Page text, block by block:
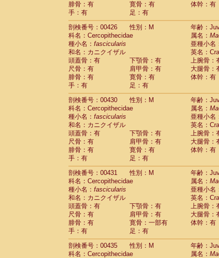
腓骨：有
寛骨：有
体幹：有
手：有
足：有
剖検番号：00426
性別：M
年齢：
科名：Cercopithecidae
属名：
種小名： fascicularis
亜種小名
和名：カニクイザル
英名：
頭蓋骨：有
下顎骨：有
上腕骨：
尺骨：有
肩甲骨：有
大腿骨：
腓骨：有
寛骨：有
体幹：有
手：有
足：有
剖検番号：00430
性別：M
年齢：
科名：Cercopithecidae
属名：
種小名： fascicularis
亜種小名
和名：カニクイザル
英名：
頭蓋骨：有
下顎骨：有
上腕骨：
尺骨：有
肩甲骨：有
大腿骨：
腓骨：有
寛骨：有
体幹：有
手：有
足：有
剖検番号：00431
性別：M
年齢：
科名：Cercopithecidae
属名：
種小名： fascicularis
亜種小名
和名：カニクイザル
英名：
頭蓋骨：有
下顎骨：有
上腕骨：
尺骨：有
肩甲骨：有
大腿骨：
腓骨：有
寛骨：一部有
体幹：有
手：有
足：有
剖検番号：00435
性別：M
年齢：
科名：Cercopithecidae
属名：